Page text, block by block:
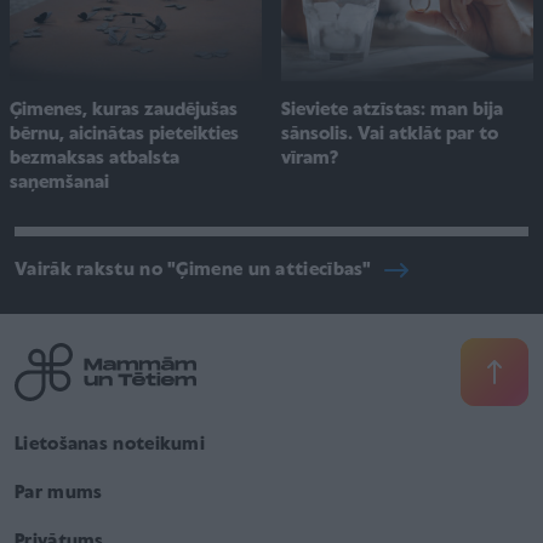
Ģimenes, kuras zaudējušas
bērnu, aicinātas pieteikties
bezmaksas atbalsta
saņemšanai
Sieviete atzīstas: man bija
sānsolis. Vai atklāt par to
vīram?
Vairāk rakstu no "Ģimene un attiecības"
Lietošanas noteikumi
Par mums